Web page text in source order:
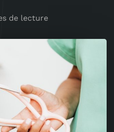
de lecture